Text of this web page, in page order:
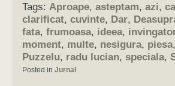
Tags: Aproape, asteptam, azi,
clarificat, cuvinte, Dar,
fata, frumoasa, ideea,
moment, multe, nesigura, piesa,
Puzzelu, radu lucian, speciala,
Posted in Jurnal